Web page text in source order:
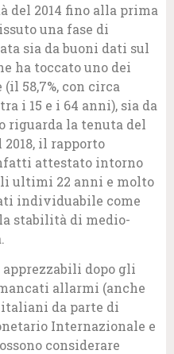
del 2014 fino alla prima
una fase di
sia da buoni dati sul
ha toccato uno dei
58,7%, con circa
i 15 e i 64 anni), sia da
riguarda la tenuta del
il rapporto
attestato intorno
ultimi 22 anni e molto
individuabile come
stabilità di medio-
dopo gli
allarmi (anche
da parte di
Internazionale e
considerare